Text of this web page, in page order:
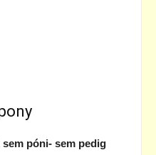
sem póni- sem pedig